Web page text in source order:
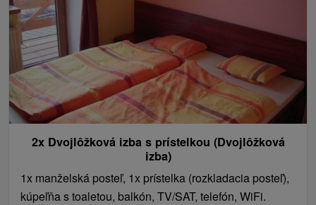
2x Dvojlôžková izba s prístelkou (Dvojlôžková
izba)
1x manželská posteľ, 1x prístelka (rozkladacia posteľ),
kúpeľňa s toaletou, balkón, TV/SAT, telefón, WiFi.